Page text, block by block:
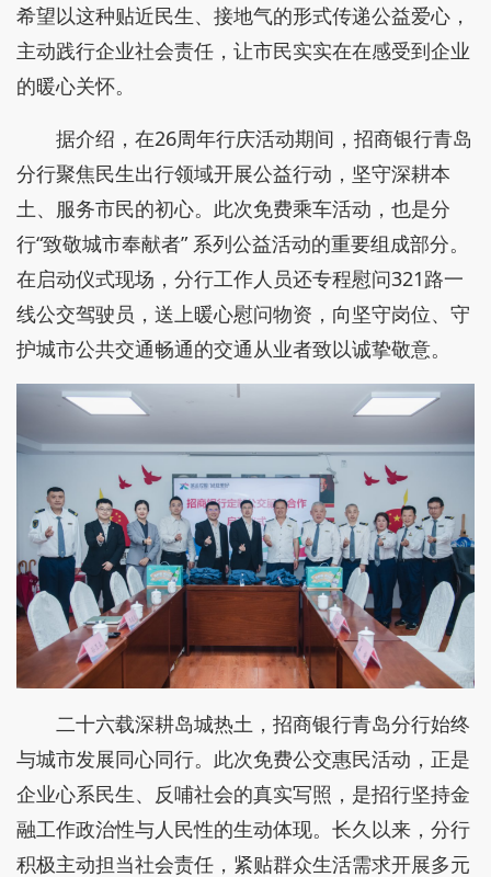
希望以这种贴近民生、接地气的形式传递公益爱心，
主动践行企业社会责任，让市民实实在在感受到企业
的暖心关怀。
据介绍，在26周年行庆活动期间，招商银行青岛
分行聚焦民生出行领域开展公益行动，坚守深耕本
土、服务市民的初心。此次免费乘车活动，也是分
行“致敬城市奉献者” 系列公益活动的重要组成部分。
在启动仪式现场，分行工作人员还专程慰问321路一
线公交驾驶员，送上暖心慰问物资，向坚守岗位、守
护城市公共交通畅通的交通从业者致以诚挚敬意。
二十六载深耕岛城热土，招商银行青岛分行始终
与城市发展同心同行。此次免费公交惠民活动，正是
企业心系民生、反哺社会的真实写照，是招行坚持金
融工作政治性与人民性的生动体现。长久以来，分行
积极主动担当社会责任，紧贴群众生活需求开展多元